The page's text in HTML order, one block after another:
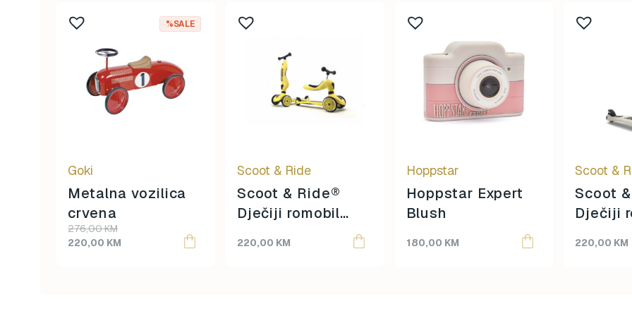
%SALE
Goki
Metalna vozilica
crvena
276,00KM
Original
price
220,00 KM
Current
price
Scoot & Ride
Scoot & Ride®
Dječiji romobil
Lemon
220,00 KM
Hoppstar
Hoppstar Expert
Blush
180,00 KM
Scoot &
Scoot
Dječiji
LED Ash
220,00 KM